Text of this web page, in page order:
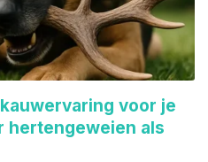
voor je
hertengeweien als